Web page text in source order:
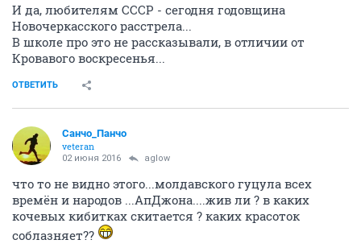
И да, любителям СССР - сегодня годовщина
Новочеркасского расстрела...
В школе про это не рассказывали, в отличии от
Кровавого воскресенья...
ОТВЕТИТЬ
Cанчо_Панчо
veteran
02 июня 2016 aglow
что то не видно этого...молдавского гуцула всех
времён и народов ...АпДжона....жив ли ? в каких
кочевых кибитках скитается ? каких красоток
соблазняет??